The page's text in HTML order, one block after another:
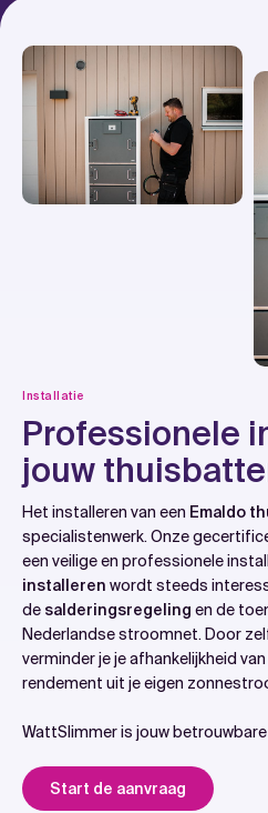
Installatie
Professionele
jouw
Het installeren van een Emaldo
specialistenwerk. Onze
een veilige en professionele
installeren wordt steeds
de salderingsregeling en de
Nederlandse stroomnet. Door
verminder je je afhankelijkheid
rendement uit je eigen
WattSlimmer is jouw
Start de aanvraag